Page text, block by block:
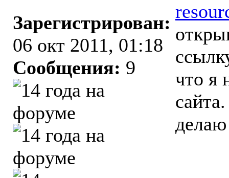
Зарегистрирован:
06 окт 2011, 01:18
Сообщения: 9
что я